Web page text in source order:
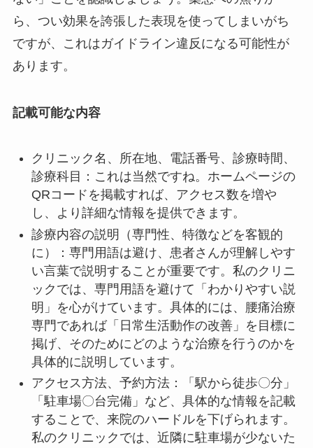
ら、つい効果を誇張した表現を使ってしまいがち
ですが、これはガイドライン違反になる可能性が
あります。
記載可能な内容
クリニック名、所在地、電話番号、診療時間、
診療科目：これは当然ですね。ホームページの
QRコードを掲載すれば、アクセス数を増や
し、より詳細な情報を提供できます。
診療内容の説明（専門性、特徴などを客観的
に）：専門用語は避け、患者さんが理解しやす
い言葉で説明することが重要です。私のクリニ
ックでは、専門用語を避けて「わかりやすい説
明」を心がけています。具体的には、腰痛治療
専門であれば「日常生活動作の改善」を目標に
掲げ、そのためにどのような治療を行うのかを
具体的に説明しています。
アクセス方法、予約方法：「駅から徒歩〇分」
「駐車場〇台完備」など、具体的な情報を記載
することで、来院のハードルを下げられます。
私のクリニックでは、近隣に駐車場が少ないた